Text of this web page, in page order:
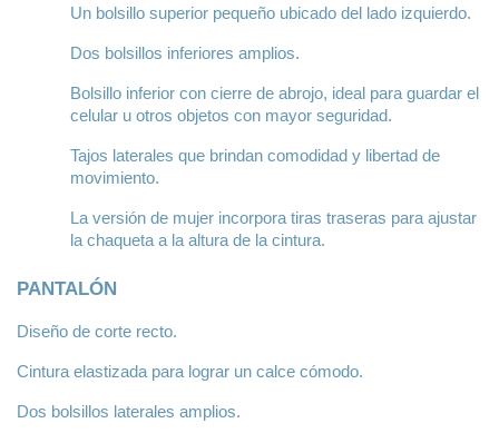
Un bolsillo superior pequeño ubicado del lado izquierdo.
Dos bolsillos inferiores amplios.
Bolsillo inferior con cierre de abrojo, ideal para guardar el
celular u otros objetos con mayor seguridad.
Tajos laterales que brindan comodidad y libertad de
movimiento.
La versión de mujer incorpora tiras traseras para ajustar
la chaqueta a la altura de la cintura.
PANTALÓN
Diseño de corte recto.
Cintura elastizada para lograr un calce cómodo.
Dos bolsillos laterales amplios.